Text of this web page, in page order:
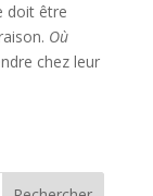
doit être
Où
chez leur